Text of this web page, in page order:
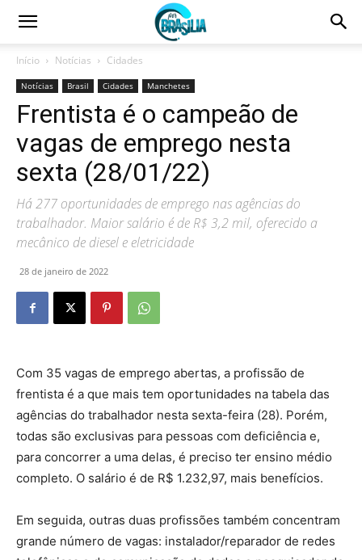
Início Notícias Cidades
Notícias Brasil Cidades Manchetes
Frentista é o campeão de
vagas de emprego nesta
sexta (28/01/22)
Há 277 oportunidades de emprego nas agências do
trabalhador. Maior salário é de R$ 3,2 mil, oferecido a
mecânico de diesel e eletricidade
28 de janeiro de 2022
Com 35 vagas de emprego abertas, a profissão de
frentista é a que mais tem oportunidades na tabela das
agências do trabalhador nesta sexta-feira (28). Porém,
todas são exclusivas para pessoas com deficiência e,
para concorrer a uma delas, é preciso ter ensino médio
completo. O salário é de R$ 1.232,97, mais benefícios.
Em seguida, outras duas profissões também concentram
grande número de vagas: instalador/reparador de redes